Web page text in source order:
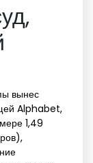
вынес
Alphabet,
1,49